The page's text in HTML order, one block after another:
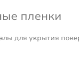
пленки
для укрытия